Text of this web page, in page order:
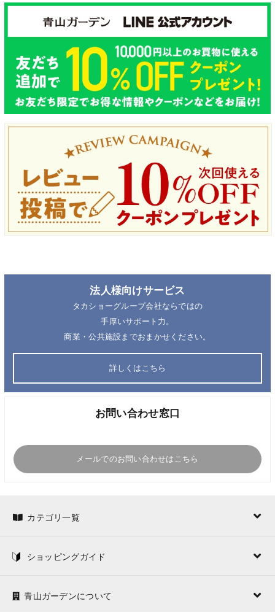
法人様向けサービス
タカショーグループ会社ならではの
手厚いサポート力。
商業・公共施設までおまかせください。
詳しくはこちら
お問い合わせ窓口
メールでのお問い合わせはこちら
カテゴリ一覧
ショッピングガイド
青山ガーデンについて